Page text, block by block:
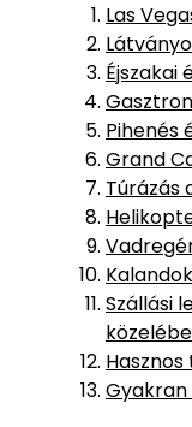
Las
Éjszakai
Pihenés
Grand
Túrázás
Szállási